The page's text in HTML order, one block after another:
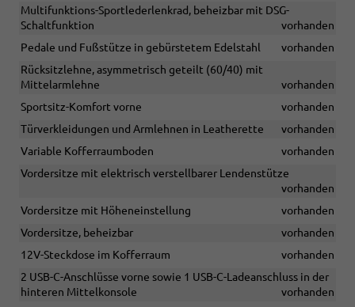
Multifunktions-Sportlederlenkrad, beheizbar mit DSG-
Schaltfunktion
vorhanden
Pedale und Fußstütze in gebürstetem Edelstahl
vorhanden
Rücksitzlehne, asymmetrisch geteilt (60/40) mit
Mittelarmlehne
vorhanden
Sportsitz-Komfort vorne
vorhanden
Türverkleidungen und Armlehnen in Leatherette
vorhanden
Variable Kofferraumboden
vorhanden
Vordersitze mit elektrisch verstellbarer Lendenstütze
vorhanden
Vordersitze mit Höheneinstellung
vorhanden
Vordersitze, beheizbar
vorhanden
12V-Steckdose im Kofferraum
vorhanden
2 USB-C-Anschlüsse vorne sowie 1 USB-C-Ladeanschluss in der
hinteren Mittelkonsole
vorhanden